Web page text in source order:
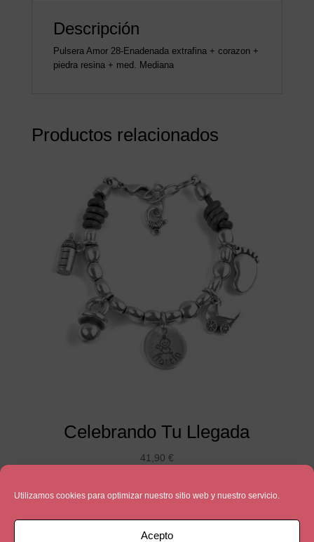
Utilizamos cookies para optimizar nuestro sitio web y nuestro servicio.
Acepto
Descripción
Pulsera Amor 28-Enadenada extrafina + corazon +
piedra resina + med. Mediana
Productos relacionados
Celebrando Tu Llegada
41,90 €